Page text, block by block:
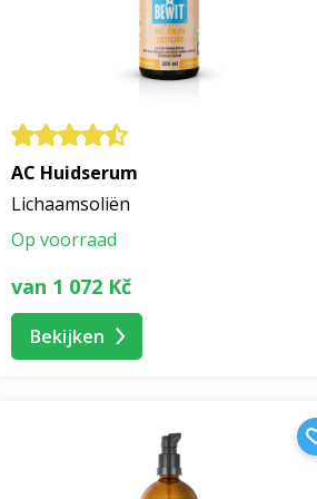
Massagemengsels– combinaties
Natuurlijke deodorants en
Veelgestelde vragen
1. Zijn BEWIT producten geschikt
Ja. Dankzij de natuurlijke
gevoelige huid. Elke formule is
2. Kan ik de producten elke dag
Ja. Ze zijn bedoeld voor dagelijkse
en aangenaam geurend.
3. Bevatten BEWIT producten
Nee. Alle producten zijn
100%
uitsluitend van essentiële oliën van
AC Huidserum
Lichaamsoliën
Op voorraad
van 1 072 Kč
Bekijken